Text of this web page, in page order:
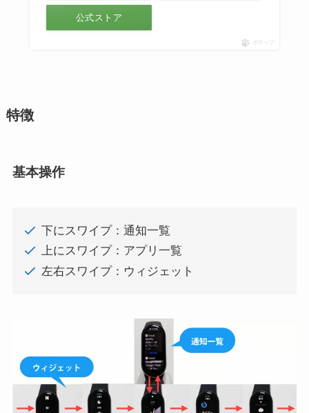
公式ストア
ポチップ
特徴
基本操作
下にスワイプ：通知一覧
上にスワイプ：アプリ一覧
左右スワイプ：ウィジェット